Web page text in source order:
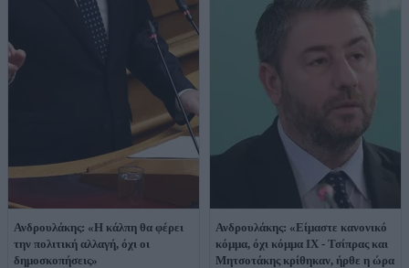
Ανδρουλάκης: «Η κάλπη θα φέρει
την πολιτική αλλαγή, όχι οι
δημοσκοπήσεις»
Ανδρουλάκης: «Είμαστε κανονικό
κόμμα, όχι κόμμα ΙΧ - Τσίπρας και
Μητσοτάκης κρίθηκαν, ήρθε η ώρα